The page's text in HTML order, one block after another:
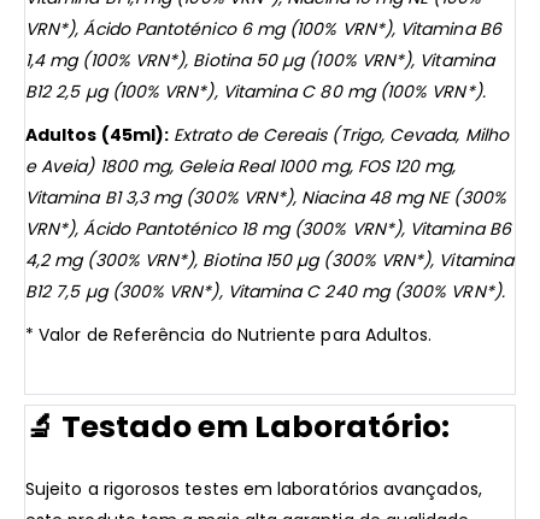
VRN*), Ácido Pantoténico 6 mg (100% VRN*), Vitamina B6
1,4 mg (100% VRN*), Biotina 50 µg (100% VRN*), Vitamina
B12 2,5 µg (100% VRN*), Vitamina C 80 mg (100% VRN*).
Adultos (45ml): Extrato de Cereais (Trigo, Cevada, Milho
e Aveia) 1800 mg, Geleia Real 1000 mg, FOS 120 mg,
Vitamina B1 3,3 mg (300% VRN*), Niacina 48 mg NE (300%
VRN*), Ácido Pantoténico 18 mg (300% VRN*), Vitamina B6
4,2 mg (300% VRN*), Biotina 150 µg (300% VRN*), Vitamina
B12 7,5 µg (300% VRN*), Vitamina C 240 mg (300% VRN*).
* Valor de Referência do Nutriente para Adultos.
🔬 Testado em Laboratório:
Sujeito a rigorosos testes em laboratórios avançados,